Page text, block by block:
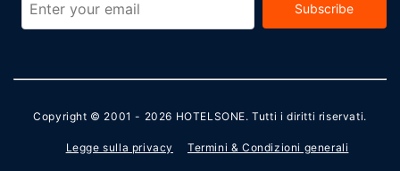
Subscribe
Copyright © 2001 - 2026 HOTELSONE. Tutti i diritti riservati.
Legge sulla privacy Termini & Condizioni generali